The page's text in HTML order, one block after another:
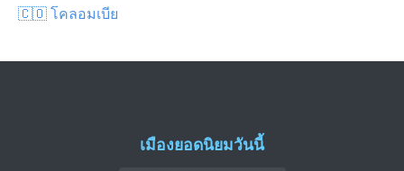
🇨🇴 โคลอมเบีย
เมืองยอดนิยมวันนี้